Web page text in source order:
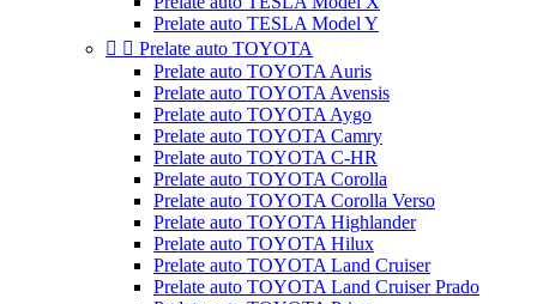
Prelate auto TESLA Model Y
  Prelate auto TOYOTA
Prelate auto TOYOTA Auris
Prelate auto TOYOTA Avensis
Prelate auto TOYOTA Aygo
Prelate auto TOYOTA Camry
Prelate auto TOYOTA C-HR
Prelate auto TOYOTA Corolla
Prelate auto TOYOTA Corolla Verso
Prelate auto TOYOTA Highlander
Prelate auto TOYOTA Hilux
Prelate auto TOYOTA Land Cruiser
Prelate auto TOYOTA Land Cruiser Prado